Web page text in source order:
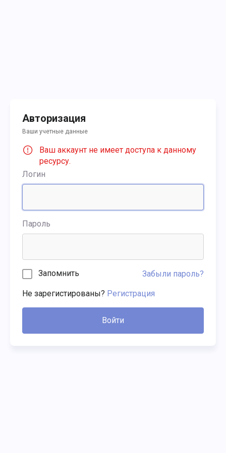
Авторизация
Ваши учетные данные
Ваш аккаунт не имеет доступа к данному
ресурсу.
Логин
Пароль
Запомнить Забыли пароль?
Не зарегистированы? Регистрация